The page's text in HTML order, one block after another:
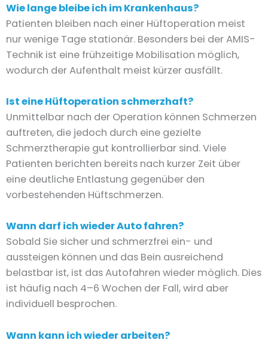
Wie lange bleibe ich im Krankenhaus?
Patienten bleiben nach einer Hüftoperation meist
nur wenige Tage stationär. Besonders bei der AMIS-
Technik ist eine frühzeitige Mobilisation möglich,
wodurch der Aufenthalt meist kürzer ausfällt.
Ist eine Hüftoperation schmerzhaft?
Unmittelbar nach der Operation können Schmerzen
auftreten, die jedoch durch eine gezielte
Schmerztherapie gut kontrollierbar sind. Viele
Patienten berichten bereits nach kurzer Zeit über
eine deutliche Entlastung gegenüber den
vorbestehenden Hüftschmerzen.
Wann darf ich wieder Auto fahren?
Sobald Sie sicher und schmerzfrei ein- und
aussteigen können und das Bein ausreichend
belastbar ist, ist das Autofahren wieder möglich. Dies
ist häufig nach 4–6 Wochen der Fall, wird aber
individuell besprochen.
Wann kann ich wieder arbeiten?